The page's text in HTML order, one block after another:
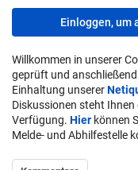
Einloggen, um
Willkommen in unserer
geprüft und
Einhaltung unserer
Diskussionen steht Ihnen
Verfügung. Hier können
Melde- und Abhilfestelle